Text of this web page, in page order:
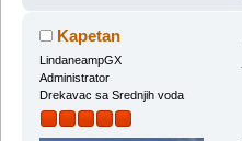
Kapetan
LindaneampGX
Administrator
Drekavac sa Srednjih voda